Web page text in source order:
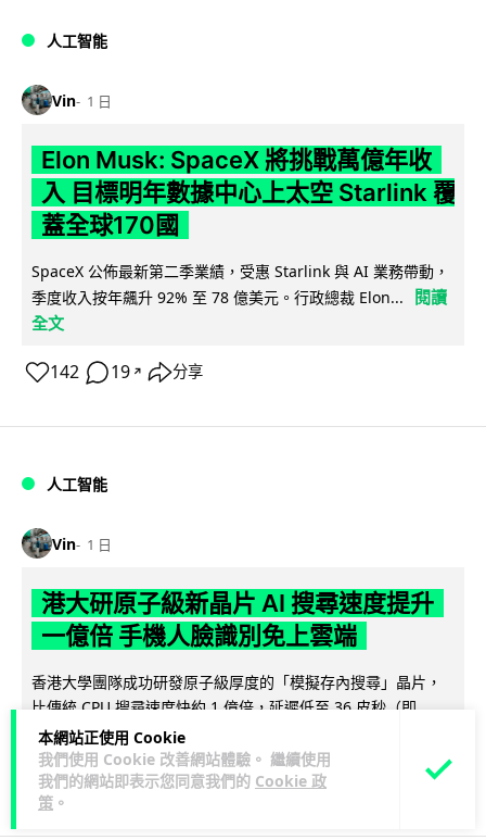
本網站正使用 Cookie
我們使用 Cookie 改善網站體驗。 繼續使用
我們的網站即表示您同意我們的 Cookie 政
策 。
人工智能
Vin 1 日
Elon Musk: SpaceX 將挑戰萬億年收
入 目標明年數據中心上太空 Starlink 覆
蓋全球170國
SpaceX 公佈最新第二季業績，受惠 Starlink 與 AI 業務帶動，
季度收入按年飆升 92% 至 78 億美元。行政總裁 Elon...
閱讀
全文
142 19 ↗ 分享
人工智能
Vin 1 日
港大研原子級新晶片 AI 搜尋速度提升
一億倍 手機人臉識別免上雲端
香港大學團隊成功研發原子級厚度的「模擬存內搜尋」晶片，
比傳統 CPU 搜尋速度快約 1 億倍，延遲低至 36 皮秒（即
0.00000000... 閱讀全文
381 86 ↗ 分享